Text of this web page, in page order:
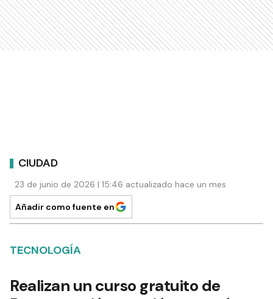
CIUDAD
23 de junio de 2026 | 15:46 actualizado hace un mes
Añadir como fuente en
TECNOLOGÍA
Realizan un curso gratuito de